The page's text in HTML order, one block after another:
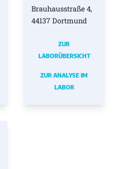
Brauhausstraße 4,
44137 Dortmund
ZUR
LABORÜBERSICHT
ZUR ANALYSE IM
LABOR